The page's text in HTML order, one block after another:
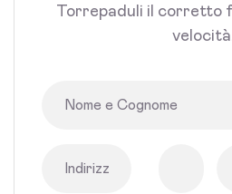
Torrepaduli il corretto